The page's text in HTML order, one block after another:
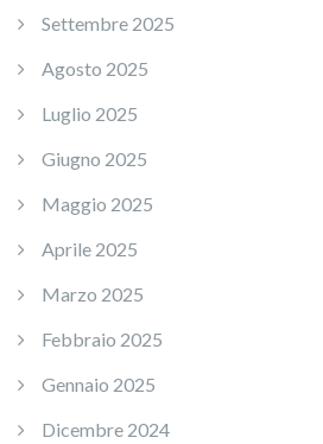
Settembre 2025
Agosto 2025
Luglio 2025
Giugno 2025
Maggio 2025
Aprile 2025
Marzo 2025
Febbraio 2025
Gennaio 2025
Dicembre 2024